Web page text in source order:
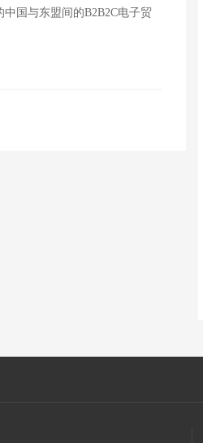
国与东盟间的B2B2C电子贸